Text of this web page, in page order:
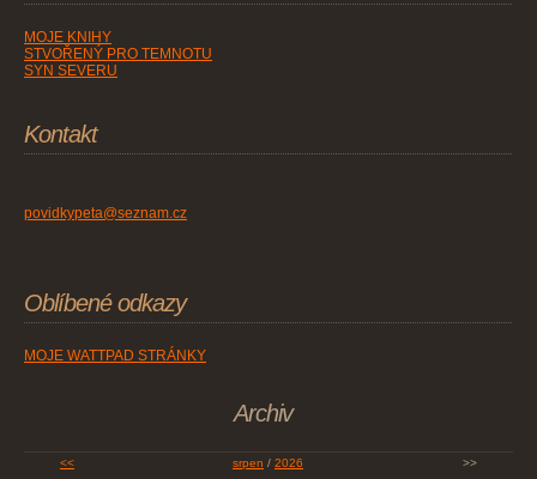
MOJE KNIHY
STVOŘENÝ PRO TEMNOTU
SYN SEVERU
Kontakt
povidkypeta@seznam.cz
Oblíbené odkazy
MOJE WATTPAD STRÁNKY
Archiv
<< srpen / 2026 >>